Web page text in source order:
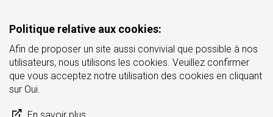
Politique relative aux cookies:
Afin de proposer un site aussi convivial que possible à nos
utilisateurs, nous utilisons les cookies. Veuillez confirmer
que vous acceptez notre utilisation des cookies en cliquant
sur Oui.
En savoir plus